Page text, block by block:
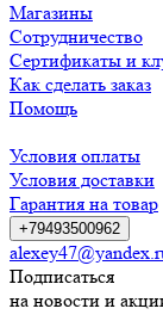
Магазины
Сотрудничество
Сертификаты и
Как сделать заказ
Помощь
Условия оплаты
Условия доставки
Гарантия на товар
+79493500962
Подписаться
на новости и